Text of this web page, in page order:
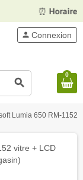
Horaires :Mardi,
search
person Connexion
0
Lumia 650 RM-1152